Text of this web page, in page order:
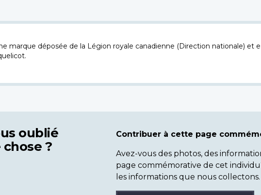
marque déposée de la Légion royale canadienne (Direction nationale) et
oublié
?
Contribuer à cette page
Avez-vous des photos, des
page commémorative de cet
les informations que nous collectons.